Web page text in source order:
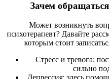
Зачем
Может возникнуть
психотерапевт? Давайте
которым стоит
Стресс и тревога:
сильно
Депрессия: здесь